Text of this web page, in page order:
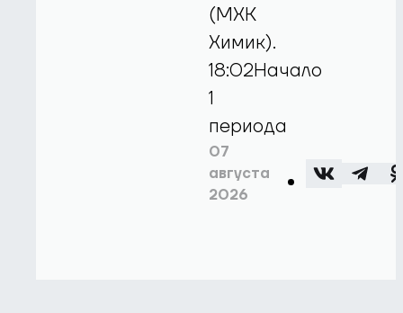
(МХК
Химик).
18:02Начало
1
периода
07
августа
2026